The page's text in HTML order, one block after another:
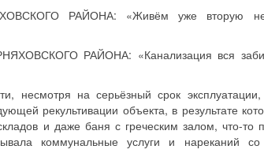
РАЙОНА: «Живём уже вторую
РАЙОНА: «Канализация вся
несмотря на серьёзный срок
рекультивации объекта, в результате
и даже баня с греческим залом, что-
коммунальные услуги и нареканий